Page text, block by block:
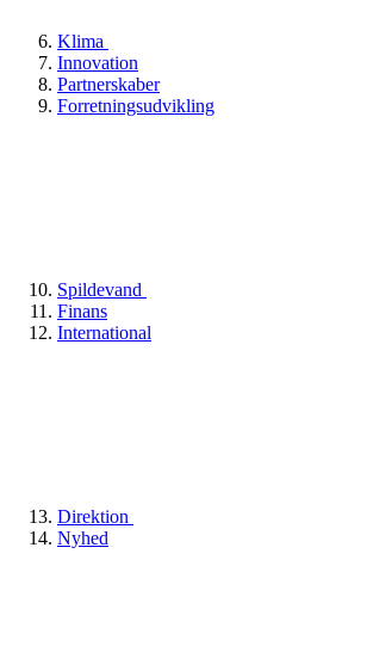
Klima
Innovation
Partnerskaber
Forretningsudvikling
Spildevand
Finans
International
Direktion
Nyhed